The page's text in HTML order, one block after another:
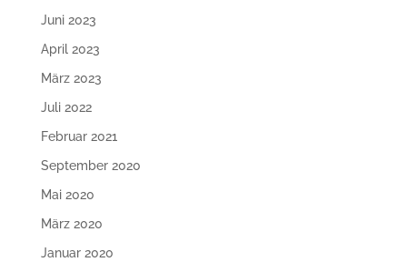
Juni 2023
April 2023
März 2023
Juli 2022
Februar 2021
September 2020
Mai 2020
März 2020
Januar 2020